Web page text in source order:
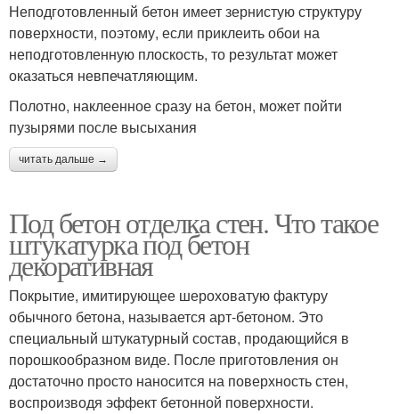
Неподготовленный бетон имеет зернистую структуру
поверхности, поэтому, если приклеить обои на
неподготовленную плоскость, то результат может
оказаться невпечатляющим.
Полотно, наклеенное сразу на бетон, может пойти
пузырями после высыхания
читать дальше →
Под бетон отделка стен. Что такое
штукатурка под бетон
декоративная
Покрытие, имитирующее шероховатую фактуру
обычного бетона, называется арт-бетоном. Это
специальный штукатурный состав, продающийся в
порошкообразном виде. После приготовления он
достаточно просто наносится на поверхность стен,
воспроизводя эффект бетонной поверхности.